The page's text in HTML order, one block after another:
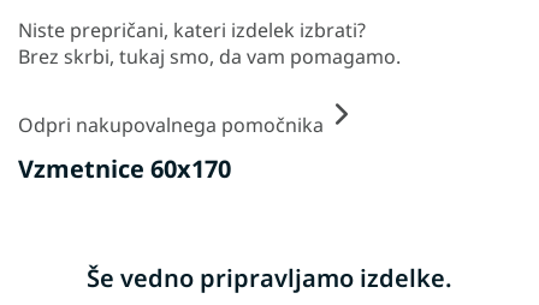
Vzmetnice 60x170
Niste prepričani, kateri izdelek izbrati?
Brez skrbi, tukaj smo, da vam pomagamo.
Odpri nakupovalnega pomočnika
Še vedno pripravljamo izdelke.